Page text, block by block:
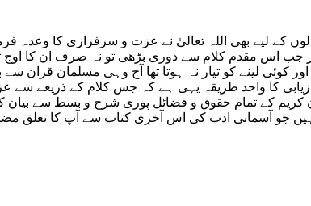
کے لیے بھی اللہ تعالیٰ نے عزت و سرفرازی کا
جب اس مقدم کلام سے دوری بڑھی تو نہ صرف ان کا اوج
لینے کو تیار نہ ہوتا تھا آج وہی مسلمان قران سے
کا واحد طریقہ یہی ہے کہ جس کلام کے ذریعے
کے تمام حقوق و فضائل پوری شرح و بسط سے
جو آسمانی ادب کی اس آخری کتاب سے آپ کا تعلق